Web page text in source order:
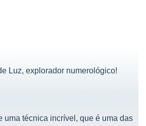
Luz, explorador numerológico!
uma técnica incrível, que é uma das